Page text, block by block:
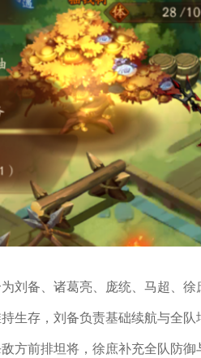
刘备、诸葛亮、庞统、马超、
生存，刘备负责基础续航与全
方前排坦将，徐庶补充全队防